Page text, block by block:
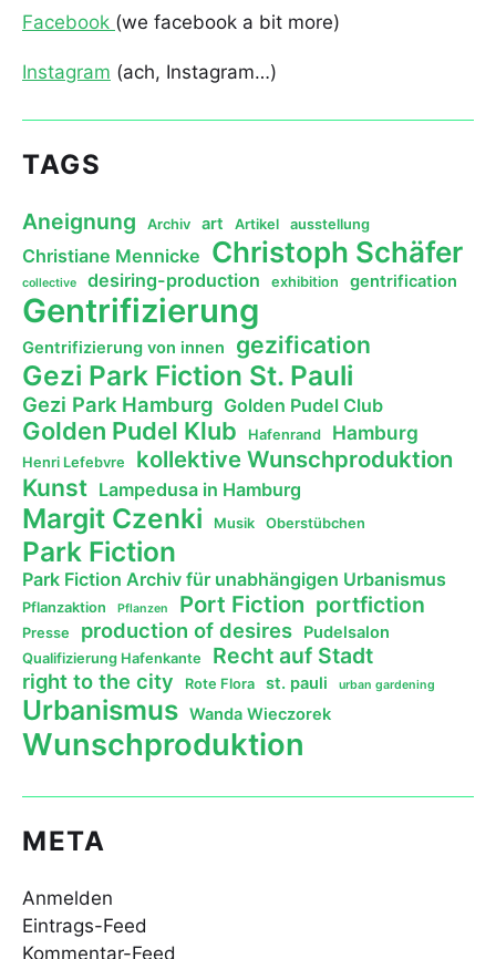
Facebook (we facebook a bit more)
Instagram (ach, Instagram…)
TAGS
Aneignung Archiv art Artikel ausstellung
Christiane Mennicke Christoph Schäfer
collective desiring-production exhibition gentrification
Gentrifizierung
Gentrifizierung von innen gezification
Gezi Park Fiction St. Pauli
Gezi Park Hamburg Golden Pudel Club
Golden Pudel Klub Hafenrand Hamburg
Henri Lefebvre kollektive Wunschproduktion
Kunst Lampedusa in Hamburg
Margit Czenki Musik Oberstübchen
Park Fiction
Park Fiction Archiv für unabhängigen Urbanismus
Pflanzaktion Pflanzen Port Fiction portfiction
Presse production of desires Pudelsalon
Qualifizierung Hafenkante Recht auf Stadt
right to the city Rote Flora st. pauli urban gardening
Urbanismus Wanda Wieczorek
Wunschproduktion
META
Anmelden
Eintrags-Feed
Kommentar-Feed